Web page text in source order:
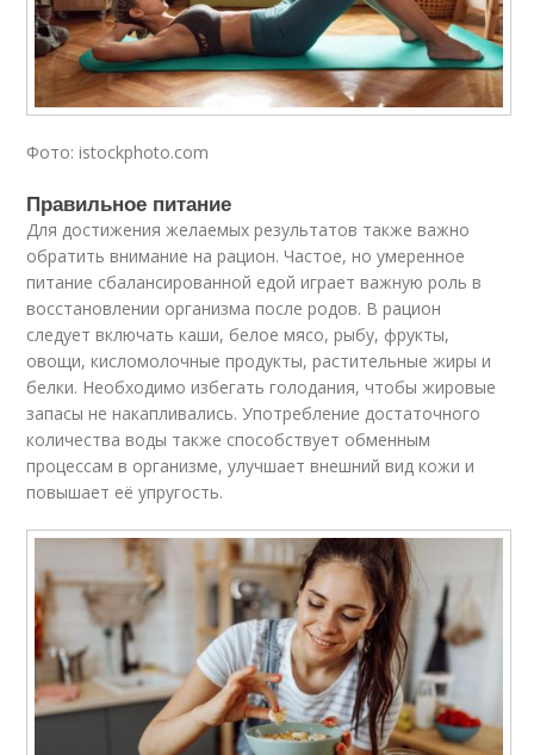
Фото: istockphoto.com
Правильное питание
Для достижения желаемых результатов также важно
обратить внимание на рацион. Частое, но умеренное
питание сбалансированной едой играет важную роль в
восстановлении организма после родов. В рацион
следует включать каши, белое мясо, рыбу, фрукты,
овощи, кисломолочные продукты, растительные жиры и
белки. Необходимо избегать голодания, чтобы жировые
запасы не накапливались. Употребление достаточного
количества воды также способствует обменным
процессам в организме, улучшает внешний вид кожи и
повышает её упругость.